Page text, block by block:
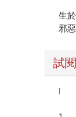
生
邪
試閱
I